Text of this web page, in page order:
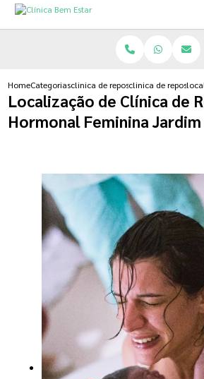
HomeCategoriasclinica de reposicao hormonal
clinica de
Localização de Clínica de
Hormonal Feminina Jardim